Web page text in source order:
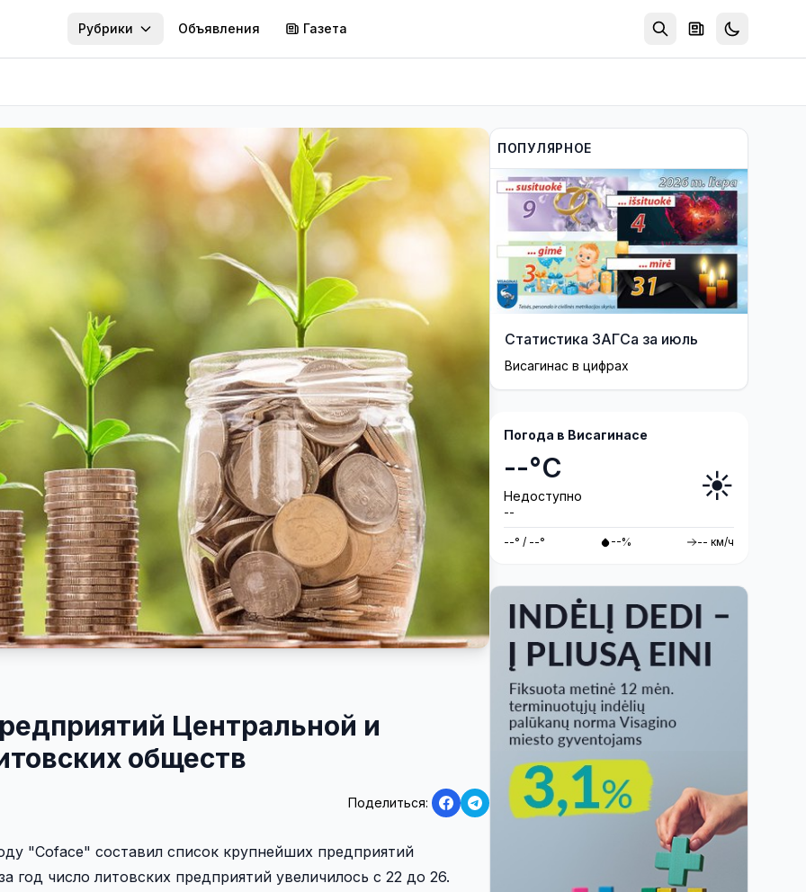
Рубрики Объявления Газета
Центральной и
обществ
Поделиться:
"Coface" составил список крупнейших предприятий
число литовских предприятий увеличилось с 22 до 26.
ПОПУЛЯРНОЕ
Статистика ЗАГСа за июль
Висагинас в цифрах
Погода в Висагинасе
--°C
Недоступно
--
☀️
--° / --° --% -- км/ч